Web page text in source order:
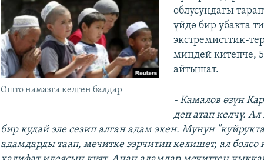
Ошто намазга келген балдар
облусундагы
үйдө бир убакта
экстремисттик-
миңдей китепче,
айтышат.
- Камалов өзүн
деп атап келчү.
бир кудай эле сезип алган адам экен. Мунун
адамдарды таап, мечитке ээрчитип келишет, ал